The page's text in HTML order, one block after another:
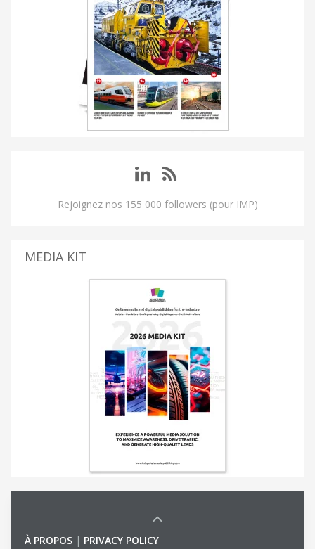
Rejoignez nos 155 000 followers (pour IMP)
MEDIA KIT
À PROPOS | PRIVACY POLICY